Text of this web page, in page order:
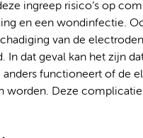
ingreep risico’s op
en een wondinfectie.
van de
In dat geval kan het zijn
anders functioneert of de
worden. Deze